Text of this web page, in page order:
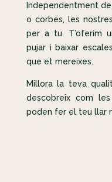
Independentment
o corbes, les
per a tu. T’oferim
pujar i baixar
que et mereixes.
Millora la teva
descobreix com
poden fer el teu llar